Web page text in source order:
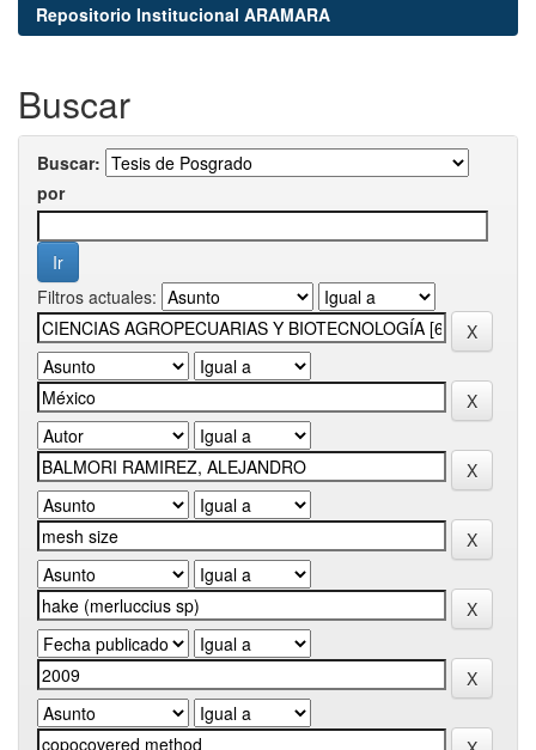
Repositorio Institucional ARAMARA
Buscar
Buscar:
por
Filtros actuales: